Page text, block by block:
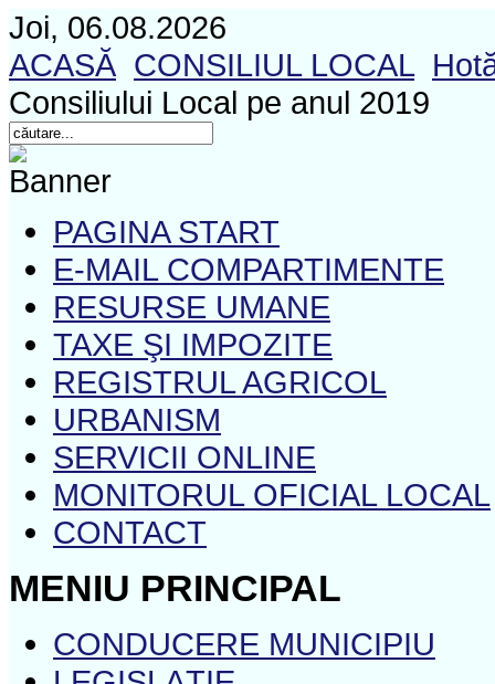
Joi, 06.08.2026
ACASĂ CONSILIUL LOCAL
Consiliului Local pe anul 2019
PAGINA START
E-MAIL COMPARTIMENTE
RESURSE UMANE
TAXE ŞI IMPOZITE
REGISTRUL AGRICOL
URBANISM
SERVICII ONLINE
MONITORUL OFICIAL LOCAL
CONTACT
MENIU PRINCIPAL
CONDUCERE MUNICIPIU